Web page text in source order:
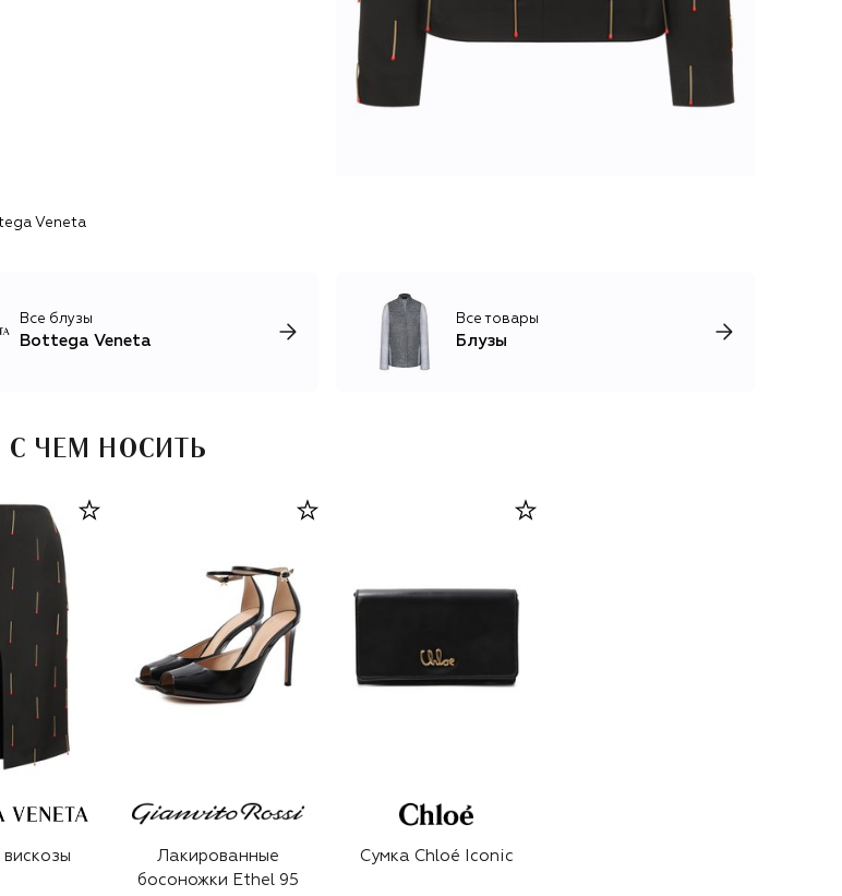
с кожей и сложные оттенки привычных
Veneta
Все блузы
Bottega Veneta
Все товары
Блузы
С ЧЕМ НОСИТЬ
Лакированные
босоножки Ethel 95
Сумка Chloé Iconic